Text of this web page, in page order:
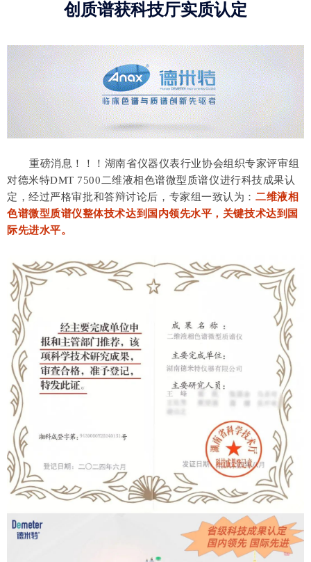
创质谱获科技厅实质认定
重磅消息！！！ 湖南省仪器仪表行业协会组织专家评审组
对德米特DMT 7500二维液相色谱微型质谱仪进行科技成果认
定，经过严格审批和答辩讨论后， 专家组一致认为： 二维液相
色谱微型质谱仪整体技术达到国内领先水平，关键技术达到国
际先进水平。